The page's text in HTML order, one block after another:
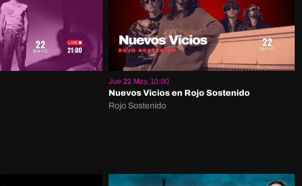
Jue 22 May, 10:00
Nuevos Vicios en Rojo Sostenido
Rojo Sostenido